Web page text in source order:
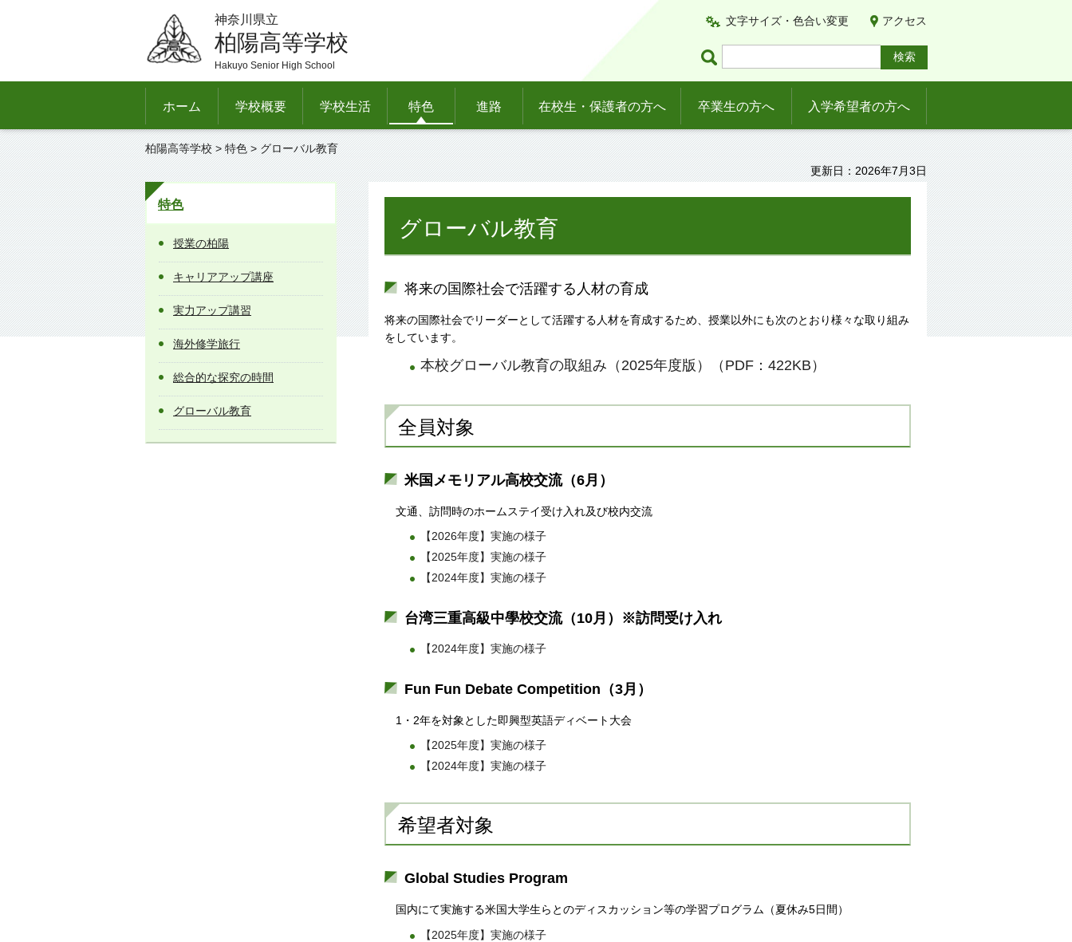
神奈川県立
柏陽高等学校
Hakuyo Senior High School
文字サイズ・色合い変更 アクセス
ホーム 学校概要 学校生活 特色 進路 在校生・保護者の方へ 卒業生の方へ 入学希望者の方へ
柏陽高等学校 > 特色 > グローバル教育
更新日：2026年7月3日
特色
授業の柏陽
キャリアアップ講座
実力アップ講習
海外修学旅行
総合的な探究の時間
グローバル教育
グローバル教育
将来の国際社会で活躍する人材の育成
将来の国際社会でリーダーとして活躍する人材を育成するため、授業以外にも次のとおり様々な取り組み
をしています。
本校グローバル教育の取組み（2025年度版）（PDF：422KB）
全員対象
米国メモリアル高校交流（6月）
文通、訪問時のホームステイ受け入れ及び校内交流
【2026年度】実施の様子
【2025年度】実施の様子
【2024年度】実施の様子
台湾三重高級中學校交流（10月）※訪問受け入れ
【2024年度】実施の様子
Fun Fun Debate Competition（3月）
1・2年を対象とした即興型英語ディベート大会
【2025年度】実施の様子
【2024年度】実施の様子
希望者対象
Global Studies Program
国内にて実施する米国大学生らとのディスカッション等の学習プログラム（夏休み5日間）
【2025年度】実施の様子